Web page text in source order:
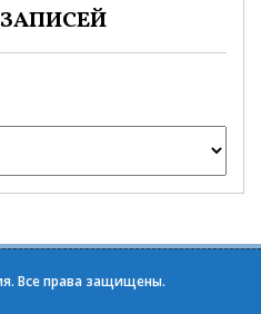
. Все права защищены.